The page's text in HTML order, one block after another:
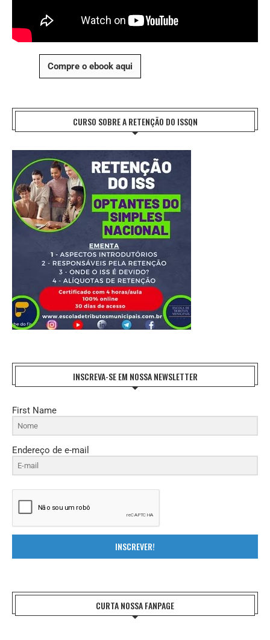
Compre o ebook aqui
CURSO SOBRE A RETENÇÃO DO ISSQN
INSCREVA-SE EM NOSSA NEWSLETTER
First Name
Endereço de e-mail
INSCREVER!
CURTA NOSSA FANPAGE